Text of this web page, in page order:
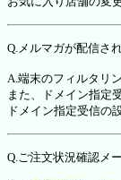
Q.メルマガが配信さ
A.端末のフィルタリ
また、ドメイン指定
ドメイン指定受信の
Q.ご注文状況確認メ